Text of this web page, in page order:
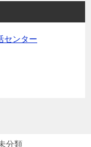
センター
分類